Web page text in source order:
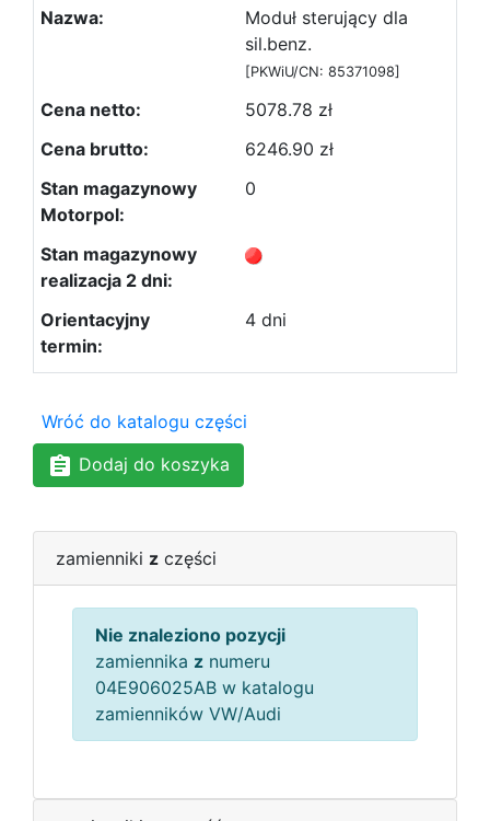
Moduł sterujący dla
sil.benz.
[PKWiU/CN: 85371098]
5078.78 zł
6246.90 zł
0
4 dni
Wróć do katalogu części
Dodaj do koszyka
zamienniki z części
Nie znaleziono pozycji
zamiennika z numeru
04E906025AB w katalogu
zamienników VW/Audi